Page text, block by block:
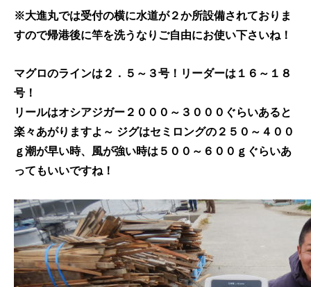
※大進丸では受付の横に水道が２か所設備されておりま
すので帰港後に竿を洗うなりご自由にお使い下さいね！
マグロのラインは２．５～３号！リーダーは１６～１８
号！
リールはオシアジガー２０００～３０００ぐらいあると
楽々あがりますよ～ ジグはセミロングの２５０～４００
ｇ潮が早い時、風が強い時は５００～６００ｇぐらいあ
ってもいいですね！